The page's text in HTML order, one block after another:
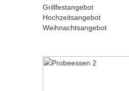
Grillfestangebot
Hochzeitsangebot
Weihnachtsangebot